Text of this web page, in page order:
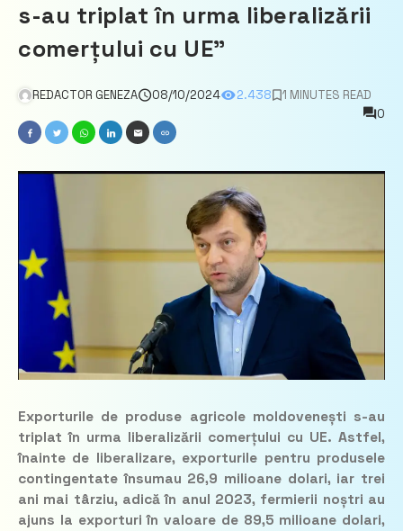
s-au triplat în urma liberalizării
comerțului cu UE”
REDACTOR GENEZA 08/10/2024 2.438
1 MINUTES READ
0
Exporturile de produse agricole moldovenești s-au
triplat în urma liberalizării comerțului cu UE. Astfel,
înainte de liberalizare, exporturile pentru produsele
contingentate însumau 26,9 milioane dolari, iar trei
ani mai târziu, adică în anul 2023, fermierii noștri au
ajuns la exporturi în valoare de 89,5 milioane dolari,